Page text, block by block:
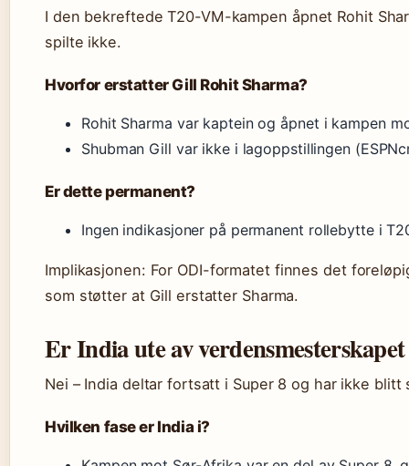
I den bekreftede T20-VM-kampen åpnet Rohit
spilte ikke.
Hvorfor erstatter Gill Rohit Sharma?
Rohit Sharma var kaptein og åpnet i kampen
Shubman Gill var ikke i lagoppstillingen
Er dette permanent?
Ingen indikasjoner på permanent rollebytte i
Implikasjonen: For ODI-formatet finnes det
som støtter at Gill erstatter Sharma.
Er India ute av verdensmesterskapet
Nei – India deltar fortsatt i Super 8 og har ikke blitt
Hvilken fase er India i?